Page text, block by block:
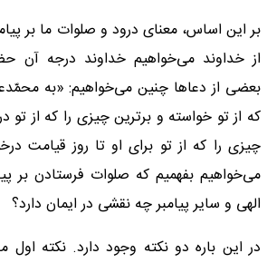
بر این اساس، معنای درود و صلوات ما بر
از خداوند می‌خواهیم خداوند درجه آن
بعضی از دعا‌ها چنین می‌خواهیم: «به
که از تو خواسته و بر‌ترین چیزى را که از
چیزى‏ را که از تو براى او تا روز قیامت
می‌خواهیم بفهمیم که صلوات فرستادن بر
الهی و سایر پیامبر چه نقشی در ایمان دارد؟
در این باره دو نکته وجود دارد. نکته